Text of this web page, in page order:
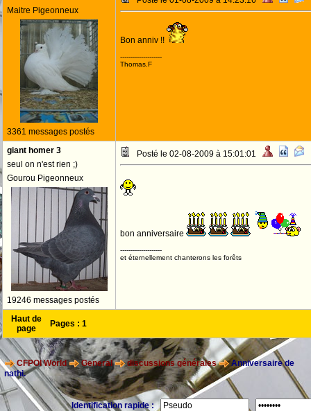
Maitre Pigeonneux
3361 messages postés
Bon anniv !!
--------------------
Thomas.F
giant homer 3
seul on n'est rien ;)
Gourou Pigeonneux
19246 messages postés
Posté le 02-08-2009 à 15:01:01
bon anniversaire
--------------------
et éternellement chanterons les forêts
Haut de
page
Pages : 1
CFPOI World General discussions générales
Anniversaire de
nathi.
Identification rapide :